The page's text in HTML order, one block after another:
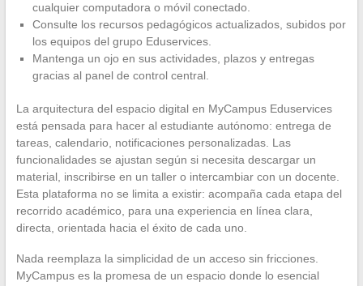
cualquier computadora o móvil conectado.
Consulte los recursos pedagógicos actualizados, subidos por
los equipos del grupo Eduservices.
Mantenga un ojo en sus actividades, plazos y entregas
gracias al panel de control central.
La arquitectura del espacio digital en MyCampus Eduservices
está pensada para hacer al estudiante autónomo: entrega de
tareas, calendario, notificaciones personalizadas. Las
funcionalidades se ajustan según si necesita descargar un
material, inscribirse en un taller o intercambiar con un docente.
Esta plataforma no se limita a existir: acompaña cada etapa del
recorrido académico, para una experiencia en línea clara,
directa, orientada hacia el éxito de cada uno.
Nada reemplaza la simplicidad de un acceso sin fricciones.
MyCampus es la promesa de un espacio donde lo esencial